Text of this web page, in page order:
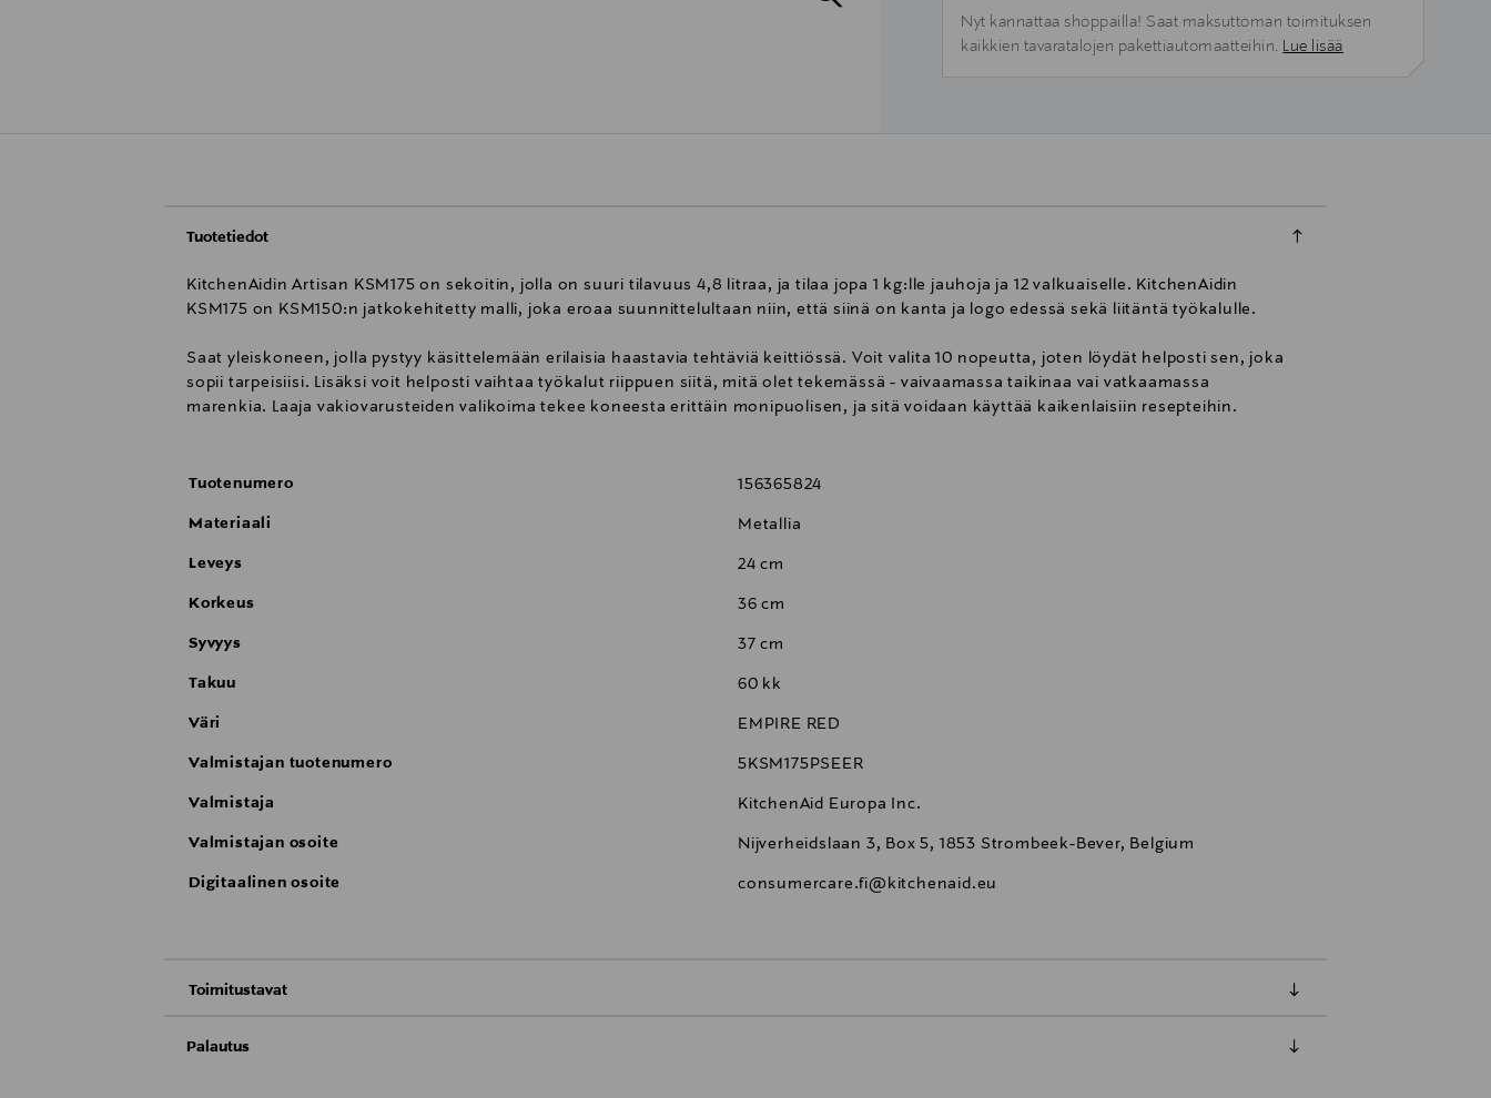
Nyt kannattaa shoppailla! Saat maksuttoman toimituksen
kaikkien tavaratalojen pakettiautomaatteihin. Lue lisää
Tuotetiedot
KitchenAidin Artisan KSM175 on sekoitin, jolla on suuri tilavuus 4,8 litraa, ja tilaa jopa 1 kg:lle jauhoja ja 12 valkuaiselle. KitchenAidin
KSM175 on KSM150:n jatkokehitetty malli, joka eroaa suunnittelultaan niin, että siinä on kanta ja logo edessä sekä liitäntä työkalulle.
Saat yleiskoneen, jolla pystyy käsittelemään erilaisia haastavia tehtäviä keittiössä. Voit valita 10 nopeutta, joten löydät helposti sen, joka
sopii tarpeisiisi. Lisäksi voit helposti vaihtaa työkalut riippuen siitä, mitä olet tekemässä - vaivaamassa taikinaa vai vatkaamassa
marenkia. Laaja vakiovarusteiden valikoima tekee koneesta erittäin monipuolisen, ja sitä voidaan käyttää kaikenlaisiin resepteihin.
Tuotenumero 156365824
Materiaali Metallia
Leveys 24 cm
Korkeus 36 cm
Syvyys 37 cm
Takuu 60 kk
Väri EMPIRE RED
Valmistajan tuotenumero 5KSM175PSEER
Valmistaja KitchenAid Europa Inc.
Valmistajan osoite Nijverheidslaan 3, Box 5, 1853 Strombeek-Bever, Belgium
Digitaalinen osoite consumercare.fi@kitchenaid.eu
Toimitustavat
Toimitusaika 2–4 viikkoa
Palautus